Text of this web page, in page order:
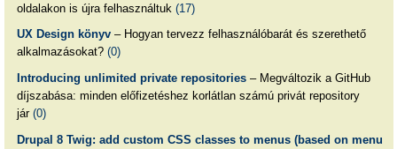
oldalakon is újra felhasználtuk (17)
UX Design könyv– Hogyan tervezz felhasználóbarát és szerethető
alkalmazásokat? (0)
Introducing unlimited private repositories– Megváltozik a GitHub
díjszabása: minden előfizetéshez korlátlan számú privát repository
jár (0)
Drupal 8 Twig: add custom CSS classes to menus (based on menu